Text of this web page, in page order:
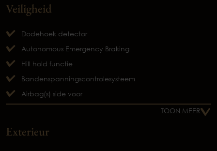
Veiligheid
Dodehoek detector
Autonomous Emergency Braking
Hill hold functie
Bandenspanningscontrolesysteem
Airbag(s) side voor
TOON MEER
Exterieur